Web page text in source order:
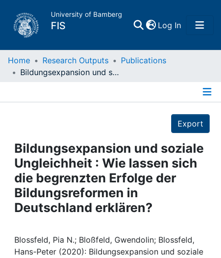
University of Bamberg
FIS Log In(current)
Home
Projects
People
Institutions
My FIS
Home Research Outputs
Publications
Bildungsexpansion und soziale Ungleichheit : Wie lassen sich die begrenzten Erfolge der Bildungsreformen in Deutschland erklären?
Export
Bildungsexpansion und soziale
Ungleichheit : Wie lassen sich
die begrenzten Erfolge der
Bildungsreformen in
Deutschland erklären?
Blossfeld, Pia N.; Bloßfeld, Gwendolin; Blossfeld,
Hans-Peter (2020): Bildungsexpansion und soziale